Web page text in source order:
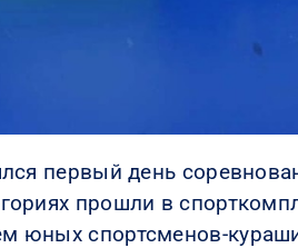
первый день
прошли в
юных спортсменов-